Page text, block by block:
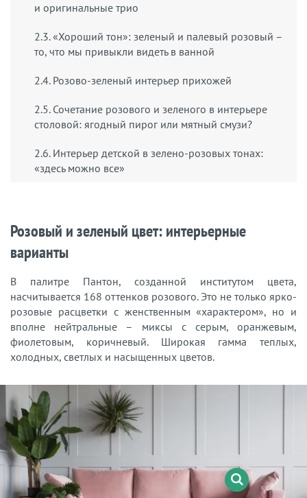
и оригинальные трио
2.3. «Хороший тон»: зеленый и палевый розовый –
то, что мы привыкли видеть в ванной
2.4. Розово-зеленый интерьер прихожей
2.5. Сочетание розового и зеленого в интерьере
столовой: ягодный пирог или мятный смузи?
2.6. Интерьер детской в зелено-розовых тонах:
«здесь можно все»
Розовый и зеленый цвет: интерьерные
варианты
В палитре Пантон, созданной институтом цвета,
насчитывается 168 оттенков розового. Это не только ярко-
розовые расцветки с женственным «характером», но и
вполне нейтральные – миксы с серым, оранжевым,
фиолетовым, коричневый. Широкая гамма теплых,
холодных, светлых и насыщенных цветов.